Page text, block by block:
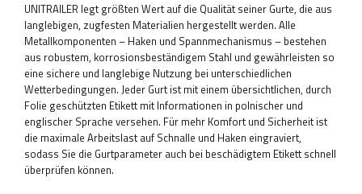
UNITRAILER legt größten Wert auf die Qualität seiner Gurte, die aus
langlebigen, zugfesten Materialien hergestellt werden. Alle
Metallkomponenten – Haken und Spannmechanismus – bestehen
aus robustem, korrosionsbeständigem Stahl und gewährleisten so
eine sichere und langlebige Nutzung bei unterschiedlichen
Wetterbedingungen. Jeder Gurt ist mit einem übersichtlichen, durch
Folie geschützten Etikett mit Informationen in polnischer und
englischer Sprache versehen. Für mehr Komfort und Sicherheit ist
die maximale Arbeitslast auf Schnalle und Haken eingraviert,
sodass Sie die Gurtparameter auch bei beschädigtem Etikett schnell
überprüfen können.